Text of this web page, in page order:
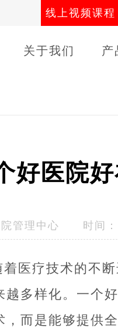
线上视频课程
关于我们 产
好医院好
管理中心 时间：
医疗技术的不
多样化。一个
而是能够提供